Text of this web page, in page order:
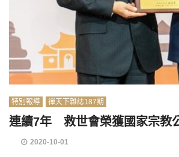
特別報導 禪天下雜誌187期
連續7年 救世會榮獲國家宗教
2020-10-01